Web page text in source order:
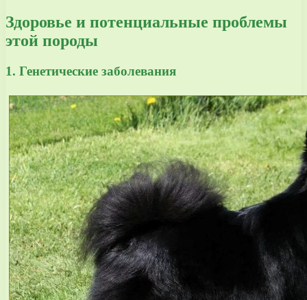
Здоровье и потенциальные проблемы
этой породы
1. Генетические заболевания